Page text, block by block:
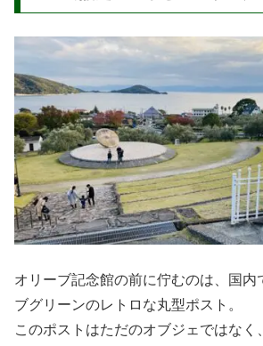
オリーブ記念館の前に佇むのは、国内
ブグリーンのレトロな丸型ポスト。
このポストはただのオブジェではなく